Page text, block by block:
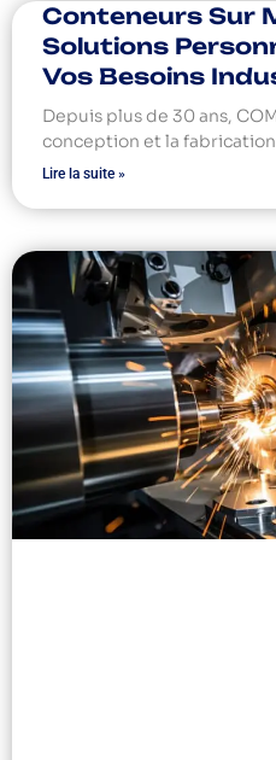
Conteneurs Sur
Solutions
Vos Besoins
Depuis plus de 30 ans,
conception et la
Lire la suite »